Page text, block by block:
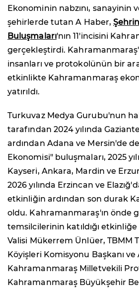
Ekonominin nabzını, sanayinin
şehirlerde tutan A Haber,
Buluşmaları'nın 11'incisini
gerçekleştirdi.
insanları ve protokolünün bir
etkinlikte Kahramanmaraş
yatırıldı.
Turkuvaz Medya Gurubu'nun
tarafından 2024 yılında
ardından Adana ve Mersin'de
Ekonomisi" buluşmaları, 2025
Kayseri, Ankara, Mardin ve
2026 yılında Erzincan ve
etkinliğin ardından son durak
oldu. Kahramanmaraş'ın önde
temsilcilerinin katıldığı
Valisi Mükerrem Ünlüer, TBMM
Köyişleri Komisyonu Başkanı ve
Kahramanmaraş Milletvekili
Kahramanmaraş Büyükşehir